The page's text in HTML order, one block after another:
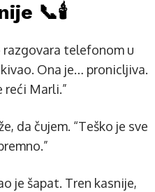
📞🕯️
razgovara telefonom u
Ona je… pronicljiva.
reći Marli.”
da čujem. “Teško je sve
je šapat. Tren kasnije,